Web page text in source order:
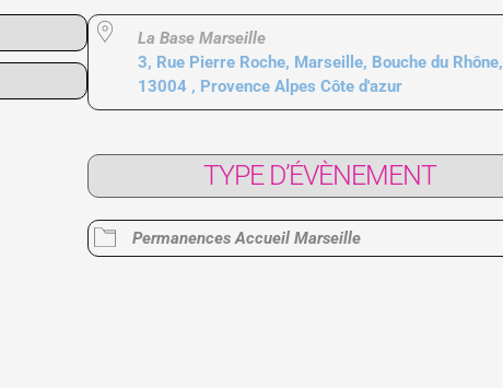
La Base Marseille
3, Rue Pierre Roche, Marseille, Bouche du Rhône,
13004 , Provence Alpes Côte d'azur
TYPE D’ÉVÈNEMENT
Permanences Accueil Marseille